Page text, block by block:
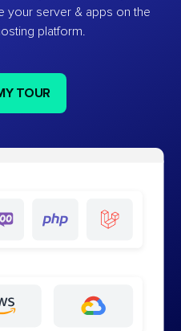
your server & apps on the
platform.
TOUR